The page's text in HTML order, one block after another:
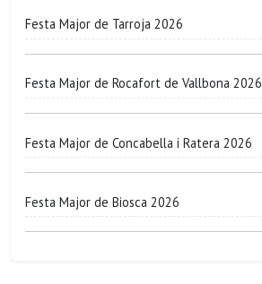
Festa Major de Tarroja 2026
Festa Major de Rocafort de Vallbona 2026
Festa Major de Concabella i Ratera 2026
Festa Major de Biosca 2026